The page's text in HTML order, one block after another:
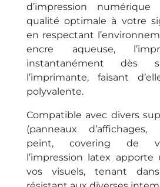
d’impression
qualité optimale à votre
en respectant
encre aqueuse,
instantanément dès
l’imprimante, faisant
polyvalente.
Compatible avec divers
(panneaux
peint, covering de
l’impression latex
vos visuels, tenant